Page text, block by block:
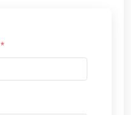
*